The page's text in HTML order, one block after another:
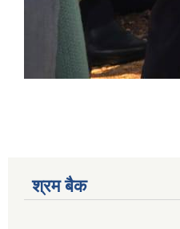
श्रम बैक